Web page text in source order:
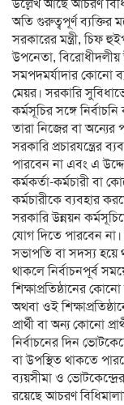
উল্লেখ আছে আচরণ
অতি গুরুত্বপূর্ণ ব্যক্তির
সরকারের মন্ত্রী, চিফ
উপনেতা, বিরোধীদলীয়
সমপদমর্যাদার কোনো
মেয়র। সরকারি
কর্মসূচির সঙ্গে
তারা নিজের বা অন্যের
সরকারি প্রচারযন্ত্রের
পারবেন না এবং এ
কর্মকর্তা-কর্মচারী বা
কর্মচারীকে ব্যবহার
সরকারি উন্নয়ন
যোগ দিতে পারবেন না।
সভাপতি বা সদস্য হয়ে
থাকলে নির্বাচনপূর্ব
শিক্ষাপ্রতিষ্ঠানের
অথবা ওই
প্রার্থী বা অন্য কোনো
নির্বাচনের দিন
বা উপস্থিত থাকতে
ব্যয়সীমা ও
রয়েছে আচরণ